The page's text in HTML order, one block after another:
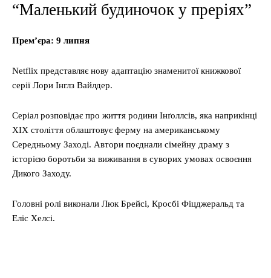
“Маленький будиночок у преріях”
Прем’єра: 9 липня
Netflix представляє нову адаптацію знаменитої книжкової
серії Лори Інглз Вайлдер.
Серіал розповідає про життя родини Інґоллсів, яка наприкінці
XIX століття облаштовує ферму на американському
Середньому Заході. Автори поєднали сімейну драму з
історією боротьби за виживання в суворих умовах освоєння
Дикого Заходу.
Головні ролі виконали Люк Брейсі, Кросбі Фіцджеральд та
Еліс Хелсі.